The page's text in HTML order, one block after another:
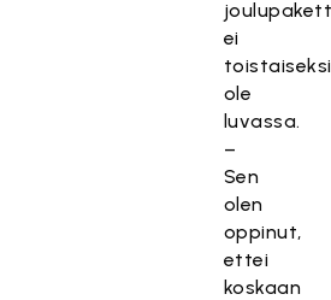
ei
toistaiseksi
ole
luvassa.
–
Sen
olen
oppinut,
ettei
koskaan